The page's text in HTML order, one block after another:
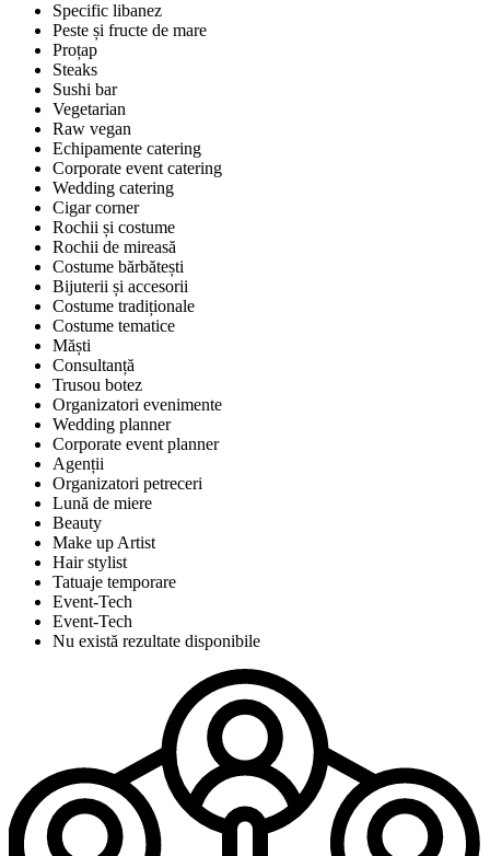
Specific libanez
Peste și fructe de mare
Proțap
Steaks
Sushi bar
Vegetarian
Raw vegan
Echipamente catering
Corporate event catering
Wedding catering
Cigar corner
Rochii și costume
Rochii de mireasă
Costume bărbătești
Bijuterii și accesorii
Costume tradiționale
Costume tematice
Măști
Consultanță
Trusou botez
Organizatori evenimente
Wedding planner
Corporate event planner
Agenții
Organizatori petreceri
Lună de miere
Beauty
Make up Artist
Hair stylist
Tatuaje temporare
Event-Tech
Event-Tech
Nu există rezultate disponibile